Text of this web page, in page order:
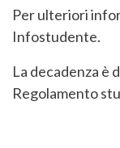
Per ulteriori
Infostudente.
La decadenza è
Regolamento